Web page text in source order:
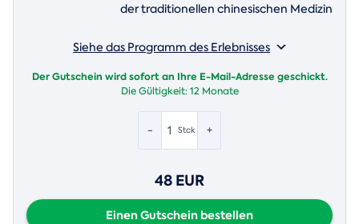
der traditionellen chinesischen Medizin
Siehe das Programm des Erlebnisses
Der Gutschein wird sofort an Ihre E-Mail-Adresse geschickt.
Die Gültigkeit:12 Monate
- +
Stck
48 EUR
Einen Gutschein bestellen